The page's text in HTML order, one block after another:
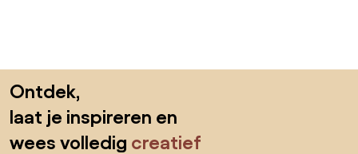
Ontdek,
laat je inspireren en
wees volledig creatief